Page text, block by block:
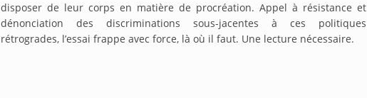
disposer de leur corps en matière de procréation. Appel à résistance et
dénonciation des discriminations sous-jacentes à ces politiques
rétrogrades, l’essai frappe avec force, là où il faut. Une lecture nécessaire.